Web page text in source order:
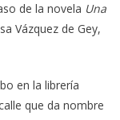
de la novela Una
Vázquez de Gey,
en la librería
que da nombre